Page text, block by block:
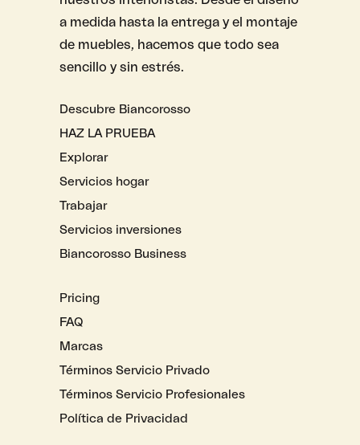
a medida hasta la entrega y el montaje
de muebles, hacemos que todo sea
sencillo y sin estrés.
Descubre Biancorosso
HAZ LA PRUEBA
Explorar
Servicios hogar
Trabajar
Servicios inversiones
Biancorosso Business
Pricing
FAQ
Marcas
Términos Servicio Privado
Términos Servicio Profesionales
Política de Privacidad